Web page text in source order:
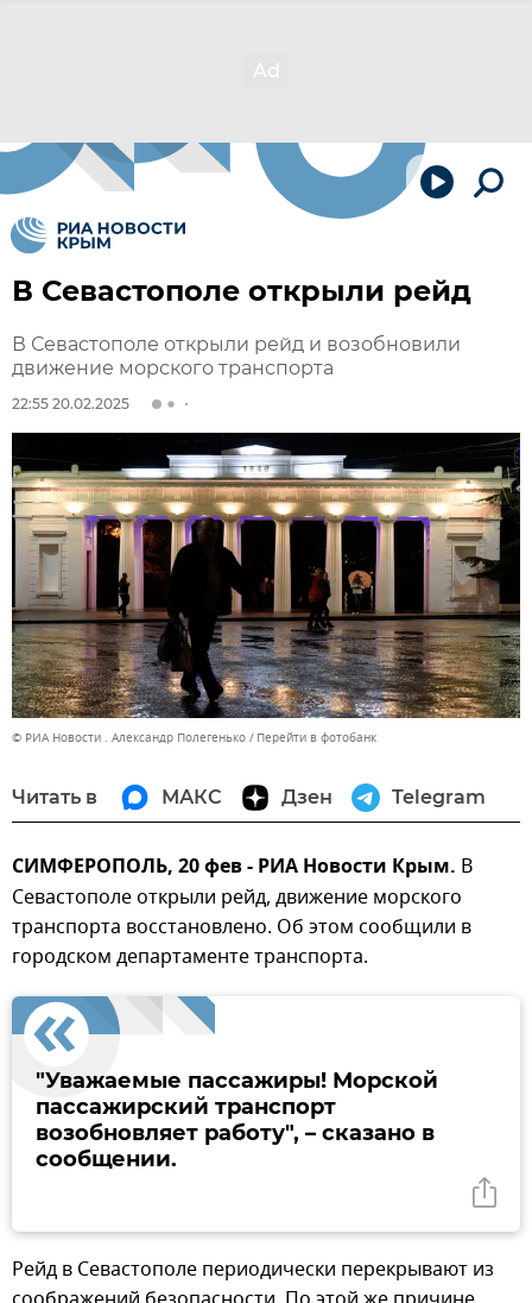
В Севастополе открыли рейд
В Севастополе открыли рейд и возобновили
движение морского транспорта
22:55 20.02.2025
© РИА Новости . Александр Полегенько Перейти в фотобанк
Читать в МАКС Дзен Telegram
СИМФЕРОПОЛЬ, 20 фев - РИА Новости Крым. В
Севастополе открыли рейд, движение морского
транспорта восстановлено. Об этом сообщили в
городском департаменте транспорта.
"Уважаемые пассажиры! Морской
пассажирский транспорт
возобновляет работу", – сказано в
сообщении.
Рейд в Севастополе периодически перекрывают из